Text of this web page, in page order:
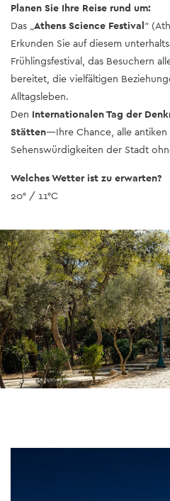
Planen Sie Ihre Reise rund um:
Das „Athens Science Festival“
Erkunden Sie auf diesem
Frühlingsfestival, das Besuchern
bereitet, die vielfältigen
Alltagsleben.
Den Internationalen Tag der
Stätten—Ihre Chance, alle antiken
Sehenswürdigkeiten der Stadt
Welches Wetter ist zu erwarten?
20° / 11°C